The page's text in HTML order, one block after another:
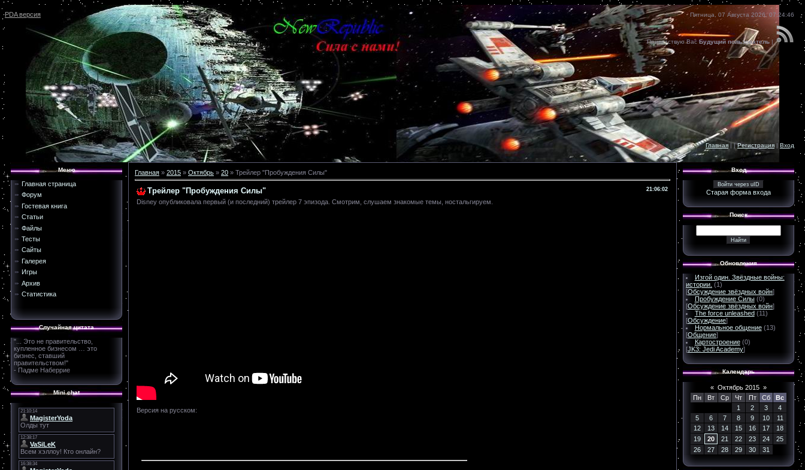
PDA версия Пятница, 07 Августа 2026, 07:24:46
Приветствую Вас Будущий пользователь |
Главная ||Регистрация | Вход
Меню
Главная страница
Форум
Гостевая книга
Статьи
Файлы
Тесты
Сайты
Галерея
Игры
Архив
Статистика
Случайная цитата
"... Это не правительство,
купленное бизнесом … это
бизнес, ставший
правительством!"
- Падме Наберрие
Mini chat
Главная » 2015 » Октябрь » 20 » Трейлер "Пробуждения Силы"
21:06:02
Трейлер "Пробуждения Силы"
Disney опубликовала первый (и последний) трейлер 7 эпизода. Смотрим, слушаем знакомые темы, ностальгируем.
Версия на русском:
Вход
Войти через uID
Старая форма входа
Поиск
Обновления
Изгой один. Звёздные войны:
истории. (1)
[Обсуждение звёздных войн]
Пробуждение Силы (0)
[Обсуждение звёздных войн]
The force unleashed (11)
[Обсуждение]
Нормальное общение (13)
[Общение]
Картостроение (0)
[JK3: Jedi Academy]
Календарь
« Октябрь 2015 »
Пн
Вт Ср Чт Пт Сб
Вс
1
2 3
4
5
6 7 8 9 10
11
12
13 14 15 16 17
18
19
20 21 22 23 24
25
26
27 28 29 30 31